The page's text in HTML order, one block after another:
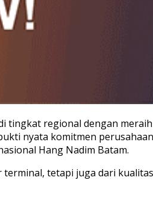
tingkat regional dengan
nyata komitmen
Hang Nadim Batam.
tetapi juga dari